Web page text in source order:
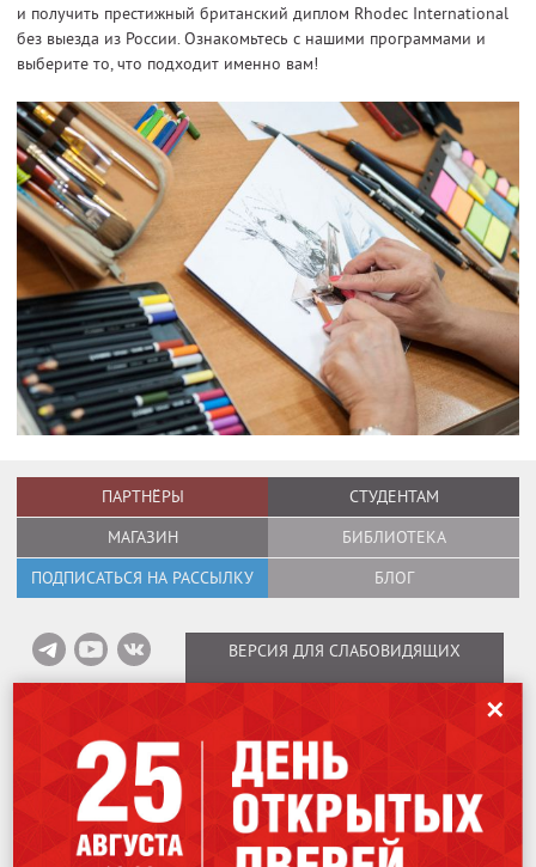
и получить престижный британский диплом Rhodec International
без выезда из России. Ознакомьтесь с нашими программами и
выберите то, что подходит именно вам!
ПАРТНЁРЫ
СТУДЕНТАМ
МАГАЗИН
БИБЛИОТЕКА
ПОДПИСАТЬСЯ НА РАССЫЛКУ
БЛОГ
ВЕРСИЯ ДЛЯ СЛАБОВИДЯЩИХ
Информация об оплате вебинаров
Политика в отношении
обработки персональных данных
Copyright © 1995–2026
International Design School (Международная Школа
Дизайна)
Лицензия № Л035-01298-77/00184853.
115162
Москва , ул. Шаболовка, 31Г.
+7 (499)707-07-06
✕
Мы используем файлы cookies для улучшения работы сайта. Оставаясь
на нашем сайте, вы соглашаетесь на использование файлов cookies.